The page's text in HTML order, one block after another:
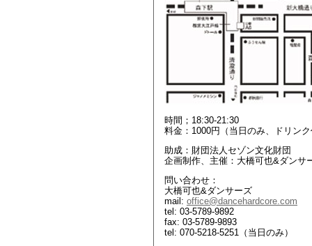
時間；18:30-21:30
料金：1000円（当日のみ、ドリン
助成：財団法人セゾン文化財団
企画制作、主催：大橋可也&ダンサ
問い合わせ：
大橋可也&ダンサーズ
mail: office@dancehardcore.com
tel: 03-5789-9892
fax: 03-5789-9893
tel: 070-5218-5251（当日のみ）